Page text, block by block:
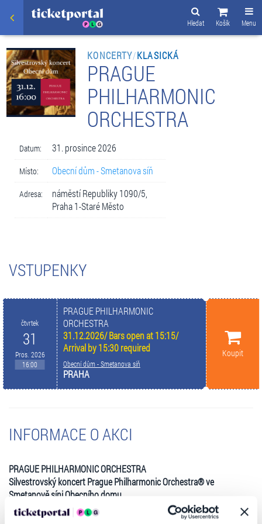
Menu
Košík
Hledat
KONCERTY/KLASICKÁ
PRAGUE
PHILHARMONIC
ORCHESTRA
Datum: 31. prosince 2026
Místo: Obecní dům - Smetanova síň
Adresa:
náměstí Republiky 1090/5,
Praha 1-Staré Město
VSTUPENKY
čtvrtek
31
Pros. 2026
16:00
PRAGUE PHILHARMONIC
ORCHESTRA
31.12.2026/ Bars open at 15:15/
Arrival by 15:30 required
Obecní dům - Smetanova síň
PRAHA
Koupit
INFORMACE O AKCI
PRAGUE PHILHARMONIC ORCHESTRA
Silvestrovský koncert Prague Philharmonic Orchestra® ve
Smetanově síni Obecního domu
Účinkují:
sopránN. N.